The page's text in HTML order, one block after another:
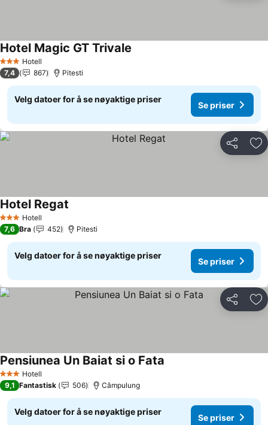
3 StjernerHotell
Hotel Magic GT Trivale
7,4 867 Pitesti
Velg datoer for å se nøyaktige priser
Se priser
Del
3 StjernerHotell
Hotel Regat
7,6 Bra 452 Pitesti
Velg datoer for å se nøyaktige priser
Se priser
Del
3 StjernerHotell
Pensiunea Un Baiat si o Fata
9,1 Fantastisk 506 Câmpulung
Velg datoer for å se nøyaktige priser
Se priser